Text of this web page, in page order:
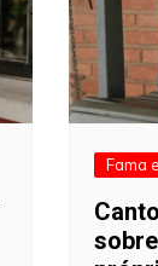
Fama